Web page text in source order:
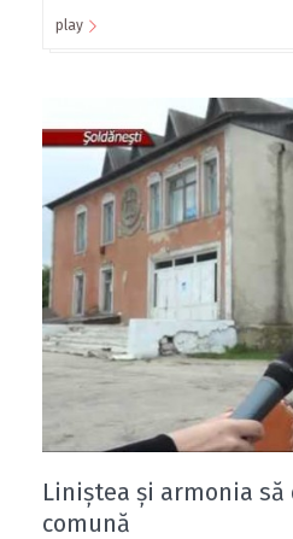
play
Liniștea și armonia să
comună